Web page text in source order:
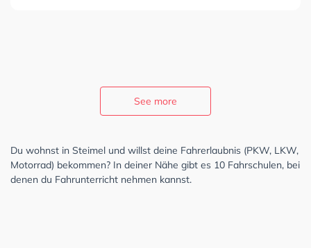
See more
Du wohnst in Steimel und willst deine Fahrerlaubnis (PKW, LKW,
Motorrad) bekommen? In deiner Nähe gibt es 10 Fahrschulen, bei
denen du Fahrunterricht nehmen kannst.